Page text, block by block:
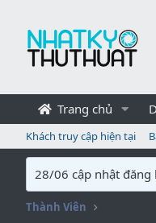
Trang chủ
Khách truy cập hiện tại
28/06 cập nhật đăng
Thành Viên